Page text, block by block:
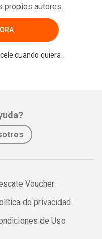
propios autores.
cuando quiera.
Voucher
de privacidad
de Uso